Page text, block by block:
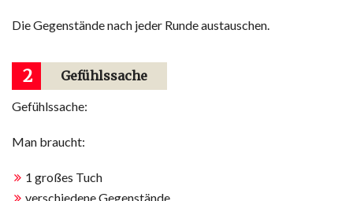
Die Gegenstände nach jeder Runde austauschen.
2 Gefühlssache
Gefühlssache:
Man braucht:
1 großes Tuch
verschiedene Gegenstände